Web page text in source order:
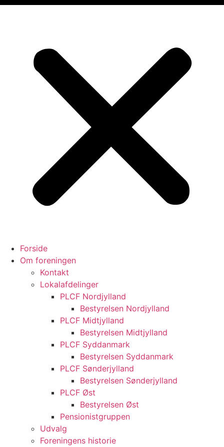
Forside
Om foreningen
Kontakt
Lokalafdelinger
PLCF Nordjylland
Bestyrelsen Nordjylland
PLCF Midtjylland
Bestyrelsen Midtjylland
PLCF Syddanmark
Bestyrelsen Syddanmark
PLCF Sønderjylland
Bestyrelsen Sønderjylland
PLCF Øst
Bestyrelsen Øst
Pensionistgruppen
Udvalg
Foreningens historie